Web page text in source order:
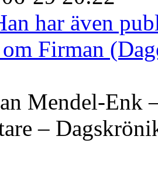
har även
Firman
Mendel-Enk
–